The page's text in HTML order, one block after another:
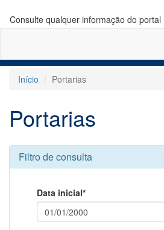
Consulte qualquer informação do
Início
Portarias
Portarias
Filtro de consulta
Data inicial*